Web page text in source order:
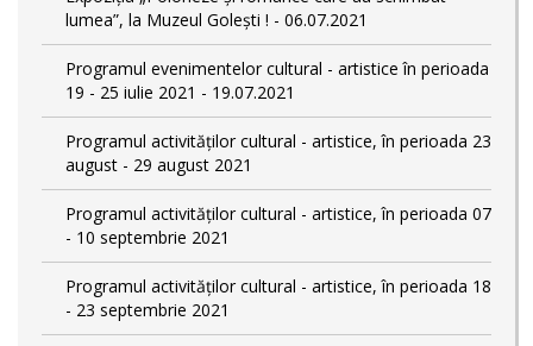
lumea”, la Muzeul Golești ! - 06.07.2021
Programul evenimentelor cultural - artistice în perioada
19 - 25 iulie 2021 - 19.07.2021
Programul activităților cultural - artistice, în perioada 23
august - 29 august 2021
Programul activităților cultural - artistice, în perioada 07
- 10 septembrie 2021
Programul activităților cultural - artistice, în perioada 18
- 23 septembrie 2021